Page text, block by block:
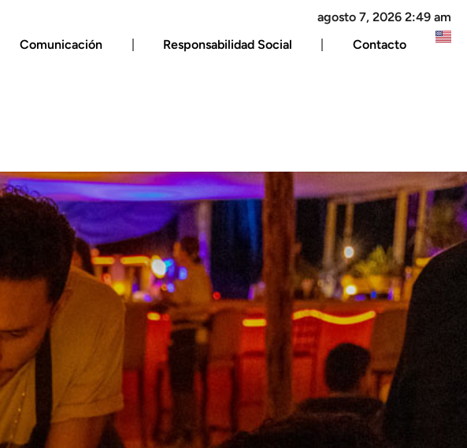
agosto 7, 2026 2:49 am
Comunicación Responsabilidad Social Contacto